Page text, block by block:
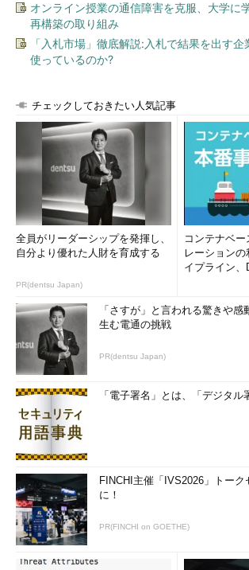
オンライン授業の通信障害を克服、大学に
再構築の取り組み
「入札市場」徹底解説:入札で結果を出す
使っているのか?
チェックしておきたい人気記事
全員がリーダーシップを発揮し、
自分より優れた人財を育成する
PR(dentsu Japan)
コンテナベ
レーション
イプライン
「さすが」と言われる驚きや感
生む電通の挑戦
PR(dentsu Japan)
「電子署名」とは、「デジタル
FINCHI主催「IVS2026」トーク
に！
PR(FINCHI on GOETHE)